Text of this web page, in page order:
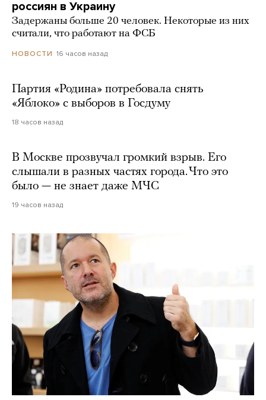
россиян в Украину
Задержаны больше 20 человек. Некоторые из них
считали, что работают на ФСБ
НОВОСТИ 16 часов назад
Партия «Родина» потребовала снять
«Яблоко» с выборов в Госдуму
18 часов назад
В Москве прозвучал громкий взрыв. Его
слышали в разных частях города. Что это
было — не знает даже МЧС
19 часов назад